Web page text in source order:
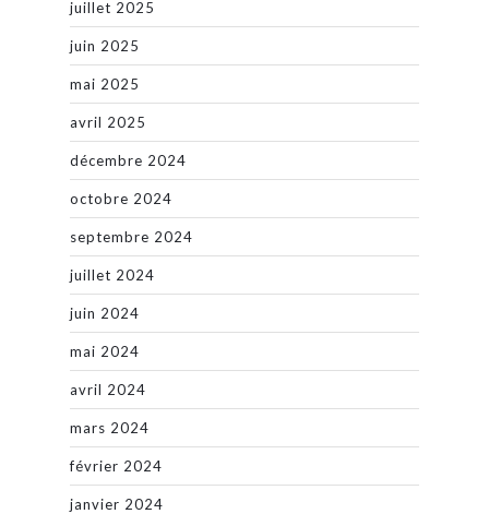
juillet 2025
juin 2025
mai 2025
avril 2025
décembre 2024
octobre 2024
septembre 2024
juillet 2024
juin 2024
mai 2024
avril 2024
mars 2024
février 2024
janvier 2024